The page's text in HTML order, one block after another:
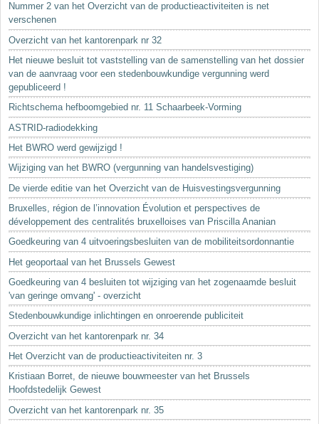
Studies en publicaties
Sleutelwoorden
Stedenbouwkundige inlichtingen
Nummer 2 van het Overzicht van de productieactiviteiten is net
verschenen
Overzicht van het kantorenpark nr 32
Het nieuwe besluit tot vaststelling van de samenstelling van het dossier
van de aanvraag voor een stedenbouwkundige vergunning werd
gepubliceerd !
Richtschema hefboomgebied nr. 11 Schaarbeek-Vorming
ASTRID-radiodekking
Het BWRO werd gewijzigd !
Wijziging van het BWRO (vergunning van handelsvestiging)
De vierde editie van het Overzicht van de Huisvestingsvergunning
Bruxelles, région de l’innovation Évolution et perspectives de
développement des centralités bruxelloises van Priscilla Ananian
Goedkeuring van 4 uitvoeringsbesluiten van de mobiliteitsordonnantie
Het geoportaal van het Brussels Gewest
Goedkeuring van 4 besluiten tot wijziging van het zogenaamde besluit
'van geringe omvang' - overzicht
Stedenbouwkundige inlichtingen en onroerende publiciteit
Overzicht van het kantorenpark nr. 34
Het Overzicht van de productieactiviteiten nr. 3
Kristiaan Borret, de nieuwe bouwmeester van het Brussels
Hoofdstedelijk Gewest
Overzicht van het kantorenpark nr. 35